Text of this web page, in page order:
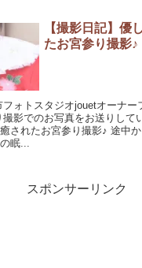
【撮影日記】優
たお宮参り撮影♪
ォトスタジオjouetオーナー
影でのお写真をお送りして
されたお宮参り撮影♪ 途中
眠...
スポンサーリンク